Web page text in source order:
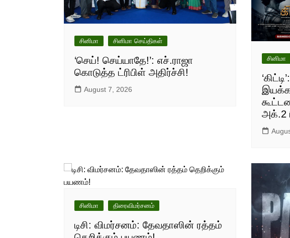
சினிமா சினிமா செய்திகள்
‘செய்! செய்யாதே!’: எச்.ராஜா
கொடுத்த ட்ரிபிள் அதிர்ச்சி!
August 7, 2026
சினிமா
அக்.2
சினிமா திரைவிமர்சனம்
டிசி: விமர்சனம்: தேவதாஸின் ரத்தம்